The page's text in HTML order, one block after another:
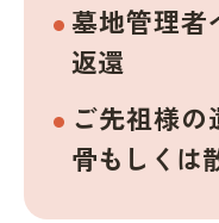
墓地管理者
返還
ご先祖様
骨もしくは